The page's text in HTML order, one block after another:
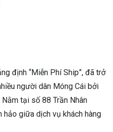
định “Miễn Phí Ship”, đã trở
người dân Móng Cái bởi
tại số 88 Trần Nhân
hảo giữa dịch vụ khách hàng